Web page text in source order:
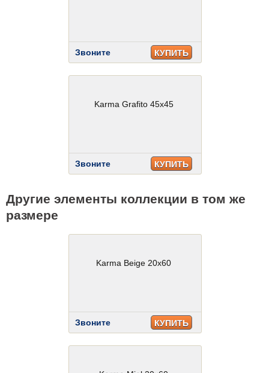
Звоните КУПИТЬ
Karma Grafito 45x45
Звоните КУПИТЬ
Другие элементы коллекции в том же
размере
Karma Beige 20x60
Звоните КУПИТЬ